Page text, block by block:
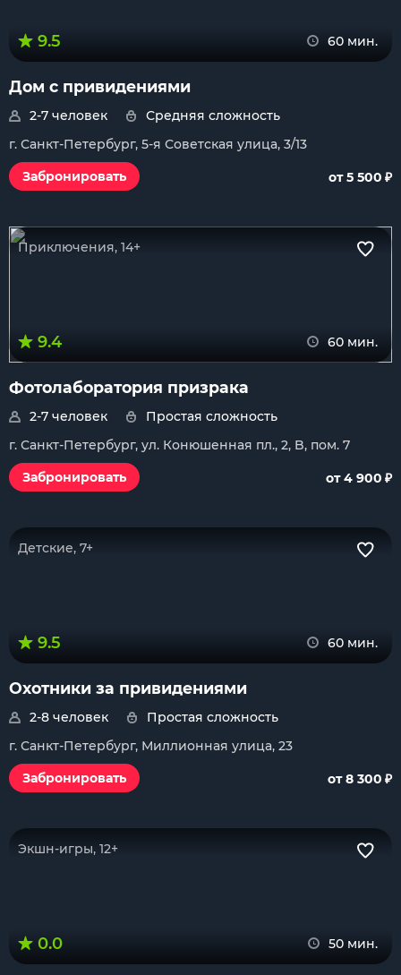
9.5 60 мин.
Дом с привидениями
2-7 человек
Средняя сложность
г. Санкт-Петербург, 5-я Советская улица, 3/13
Забронировать
от 5 500 ₽
Приключения, 14+
9.4 60 мин.
Фотолаборатория призрака
2-7 человек
Простая сложность
г. Санкт-Петербург, ул. Конюшенная пл., 2, B, пом. 7
Забронировать
от 4 900 ₽
Детские, 7+
9.5 60 мин.
Охотники за привидениями
2-8 человек
Простая сложность
г. Санкт-Петербург, Миллионная улица, 23
Забронировать
от 8 300 ₽
Экшн-игры, 12+
0.0 50 мин.